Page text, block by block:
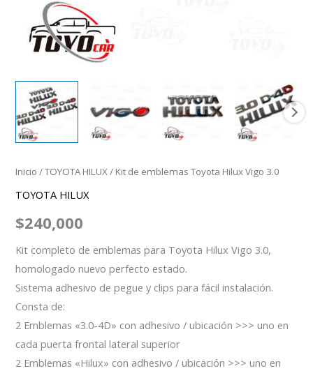
Inicio /TOYOTA HILUX/ Kit de emblemas Toyota Hilux Vigo 3.0
TOYOTA HILUX
$240,000
Kit completo de emblemas para Toyota Hilux Vigo 3.0,
homologado nuevo perfecto estado.
Sistema adhesivo de pegue y clips para fácil instalación.
Consta de:
2 Emblemas «3.0-4D» con adhesivo / ubicación >>> uno en
cada puerta frontal lateral superior
2 Emblemas «Hilux» con adhesivo / ubicación >>> uno en